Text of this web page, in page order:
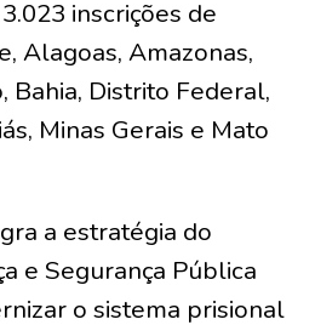
inscrições de
Alagoas, Amazonas,
Bahia, Distrito Federal,
Minas Gerais e Mato
a estratégia do
e Segurança Pública
o sistema prisional